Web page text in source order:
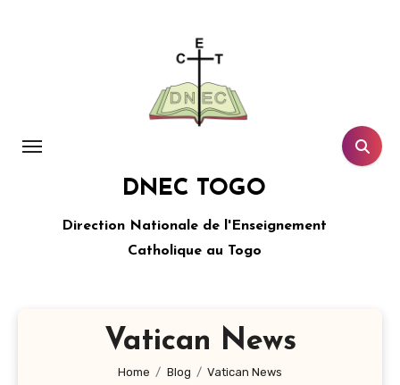
DNEC TOGO
Direction Nationale de l'Enseignement
Catholique au Togo
Vatican News
Home Blog Vatican News